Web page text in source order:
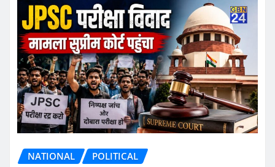
NATIONAL POLITICAL